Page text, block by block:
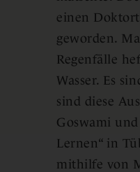
einen
geworden.
Regenfälle
Wasser. Es
sind diese
Goswami
Lernen“ in
mithilfe von